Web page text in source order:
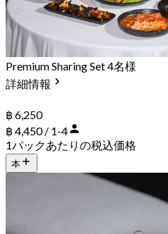
Premium Sharing Set 4名様
詳細情報
฿ 6,250
฿ 4,450 / 1-4
1パックあたりの税込価格
本